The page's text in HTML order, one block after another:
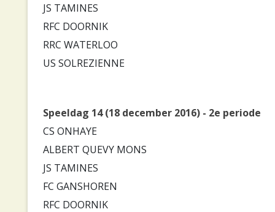
JS TAMINES
RFC DOORNIK
RRC WATERLOO
US SOLREZIENNE
Speeldag 14 (18 december 2016) - 2e periode
CS ONHAYE
ALBERT QUEVY MONS
JS TAMINES
FC GANSHOREN
RFC DOORNIK